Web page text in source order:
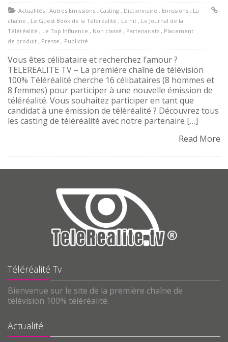
Actualités , Autres Emissions , Casting , Dictionnaire , Emissions , La
chaîne , Le Guest Book de la Téléréalité , Le hit , Le Journal de la
Téléréalité , Le Top Influence , Non classé , Partenariats , Placement
de produit , Presse , Publicité
Vous êtes célibataire et recherchez l’amour ?
TELEREALITE TV – La première chaîne de télévision
100% Téléréalité cherche 16 célibataires (8 hommes et
8 femmes) pour participer à une nouvelle émission de
téléréalité. Vous souhaitez participer en tant que
candidat à une émission de téléréalité ? Découvrez tous
les casting de téléréalité avec notre partenaire […]
Read More
Téléréalité Tv
Bienvenue sur le site de la première chaîne de
télévision 100% téléréalité.
Actualité